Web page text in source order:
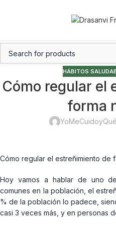
HÁBITOS
Cómo regular el
forma
YoMeCuidoyQué
Cómo regular el estreñimiento de
Hoy vamos a hablar de uno
comunes en la población, el
% de la población lo padece,
casi 3 veces más, y en personas